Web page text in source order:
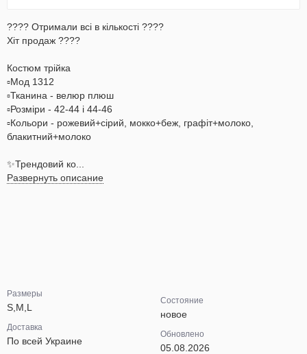
???? Отримали всі в кількості ????
Хіт продаж ????
Костюм трійка
▫️Мод 1312
▫️Тканина - велюр плюш
▫️Розміри - 42-44 і 44-46
▫️Кольори - рожевий+сірий, мокко+беж, графіт+молоко,
блакитний+молоко
✨Трендовий ко...
Развернуть описание
Размеры
S,M,L
Доставка
По всей Украине
Состояние
новое
Обновлено
05.08.2026